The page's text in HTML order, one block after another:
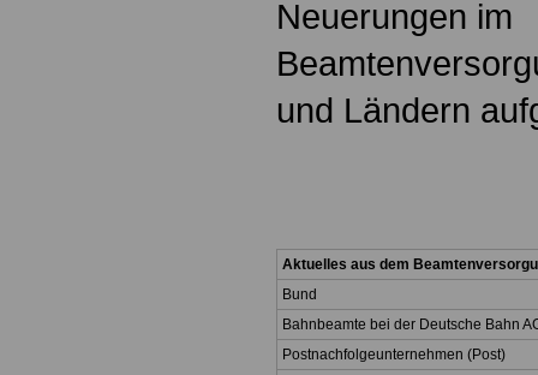
Neuerungen im
und Ländern
Aktuelles aus dem
Bund
Bahnbeamte bei der Deutsche Bahn
Postnachfolgeunternehmen (Post)